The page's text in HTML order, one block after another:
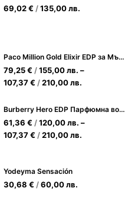
69,02€ /135,00лв.
Paco Million Gold Elixir EDP за Мъже
79,25€ /155,00лв. –
107,37€ /210,00лв.
Burberry Hero EDP Парфюмна вода за Мъже
61,36 € /120,00лв. –
107,37€ /210,00лв.
Yodeyma Sensación
30,68 € /60,00лв.